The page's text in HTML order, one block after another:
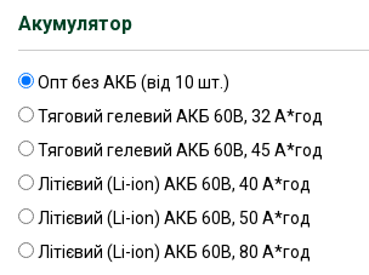
Акумулятор
Опт без АКБ (від 10 шт.)
Тяговий гелевий АКБ 60В, 32 А*год
Тяговий гелевий АКБ 60В, 45 А*год
Літієвий (Li-ion) АКБ 60В, 40 А*год
Літієвий (Li-ion) АКБ 60В, 50 А*год
Літієвий (Li-ion) АКБ 60В, 80 А*год